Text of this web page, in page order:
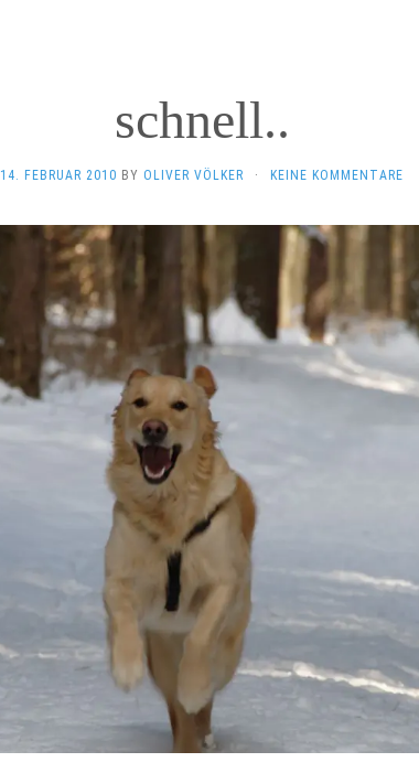
schnell..
14. FEBRUAR 2010 BY OLIVER VÖLKER · KEINE KOMMENTARE